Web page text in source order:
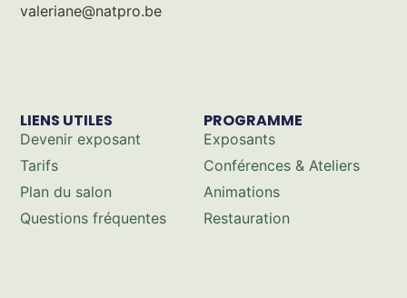
PROGRAMME
Exposants
Conférences & Ateliers
Animations
Restauration
LIENS UTILES
Devenir exposant
Tarifs
Plan du salon
Questions fréquentes
valeriane@natpro.be